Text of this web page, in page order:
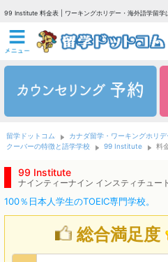
99 Institute 料金表 | ワーキングホリデー・海外語学留学
留学ドットコム カナダ留学・ワーキングホリデ
クーバーの特徴と語学学校
99 Institute 料
99 Institute
ナインティーナイン インスティチュート
100％日本人学生のTOEIC専門学校。
総合満足度